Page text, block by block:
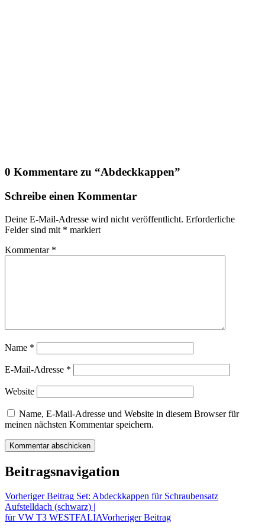
0 Kommentare zu “Abdeckkappen”
Schreibe einen Kommentar
Deine E-Mail-Adresse wird nicht veröffentlicht. Erforderliche
Felder sind mit * markiert
Kommentar *
Name *
E-Mail-Adresse *
Website
Name, E-Mail-Adresse und Website in diesem Browser für
meinen nächsten Kommentar speichern.
Beitragsnavigation
Vorheriger Beitrag Set: Abdeckkappen für Schraubensatz
Aufstelldach (schwarz) |
für VW T3 WESTFALIAVorheriger Beitrag